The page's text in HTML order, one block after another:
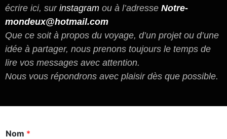
écrire ici, sur instagram ou à l’adresse Notre-
mondeux@hotmail.com
Que ce soit à propos du voyage, d’un projet ou d’une
idée à partager, nous prenons toujours le temps de
lire vos messages avec attention.
Nous vous répondrons avec plaisir dès que possible.
Nom *